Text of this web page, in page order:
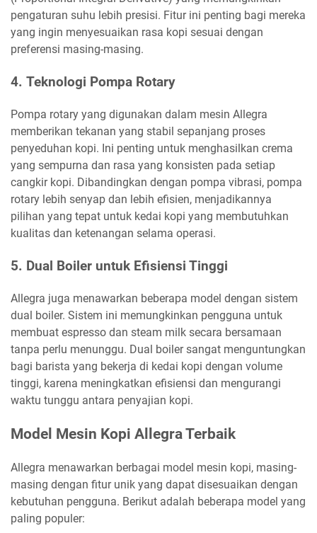
pengaturan suhu lebih presisi. Fitur ini penting bagi mereka
yang ingin menyesuaikan rasa kopi sesuai dengan
preferensi masing-masing.
4. Teknologi Pompa Rotary
Pompa rotary yang digunakan dalam mesin Allegra
memberikan tekanan yang stabil sepanjang proses
penyeduhan kopi. Ini penting untuk menghasilkan crema
yang sempurna dan rasa yang konsisten pada setiap
cangkir kopi. Dibandingkan dengan pompa vibrasi, pompa
rotary lebih senyap dan lebih efisien, menjadikannya
pilihan yang tepat untuk kedai kopi yang membutuhkan
kualitas dan ketenangan selama operasi.
5. Dual Boiler untuk Efisiensi Tinggi
Allegra juga menawarkan beberapa model dengan sistem
dual boiler. Sistem ini memungkinkan pengguna untuk
membuat espresso dan steam milk secara bersamaan
tanpa perlu menunggu. Dual boiler sangat menguntungkan
bagi barista yang bekerja di kedai kopi dengan volume
tinggi, karena meningkatkan efisiensi dan mengurangi
waktu tunggu antara penyajian kopi.
Model Mesin Kopi Allegra Terbaik
Allegra menawarkan berbagai model mesin kopi, masing-
masing dengan fitur unik yang dapat disesuaikan dengan
kebutuhan pengguna. Berikut adalah beberapa model yang
paling populer: